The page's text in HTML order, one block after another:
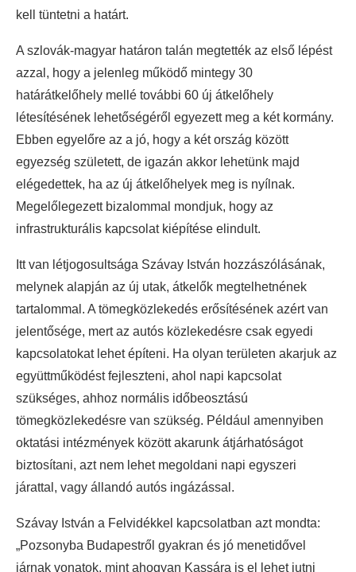
kell tüntetni a határt.
A szlovák-magyar határon talán megtették az első lépést
azzal, hogy a jelenleg működő mintegy 30
határátkelőhely mellé további 60 új átkelőhely
létesítésének lehetőségéről egyezett meg a két kormány.
Ebben egyelőre az a jó, hogy a két ország között
egyezség született, de igazán akkor lehetünk majd
elégedettek, ha az új átkelőhelyek meg is nyílnak.
Megelőlegezett bizalommal mondjuk, hogy az
infrastrukturális kapcsolat kiépítése elindult.
Itt van létjogosultsága Szávay István hozzászólásának,
melynek alapján az új utak, átkelők megtelhetnének
tartalommal. A tömegközlekedés erősítésének azért van
jelentősége, mert az autós közlekedésre csak egyedi
kapcsolatokat lehet építeni. Ha olyan területen akarjuk az
együttműködést fejleszteni, ahol napi kapcsolat
szükséges, ahhoz normális időbeosztású
tömegközlekedésre van szükség. Például amennyiben
oktatási intézmények között akarunk átjárhatóságot
biztosítani, azt nem lehet megoldani napi egyszeri
járattal, vagy állandó autós ingázással.
Szávay István a Felvidékkel kapcsolatban azt mondta:
„Pozsonyba Budapestről gyakran és jó menetidővel
járnak vonatok, mint ahogyan Kassára is el lehet jutni